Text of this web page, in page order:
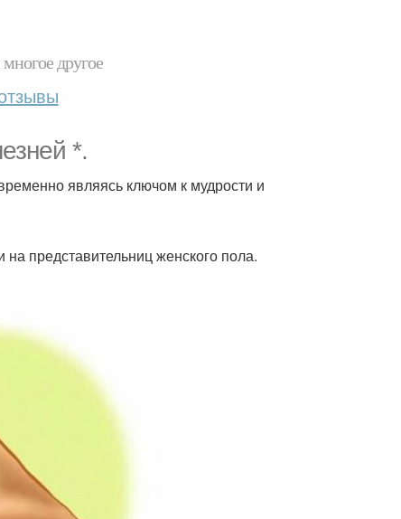
другое
*.
являясь ключом к мудрости и
представительниц женского пола.